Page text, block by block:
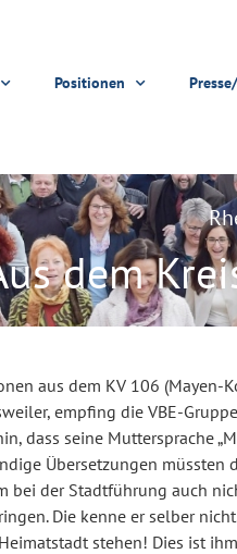
Positionen
dem
aus dem KV 106 (Mayen-
empfing die VBE-
dass seine Muttersprache
Übersetzungen müssten
bei der Stadtführung auch
Die kenne er selber
stehen! Dies ist